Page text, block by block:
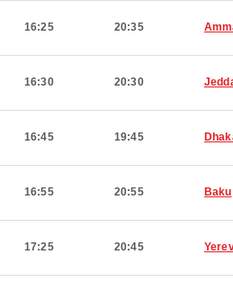
16:25 20:35
16:30 20:30
16:45 19:45
16:55 20:55 Baku
17:25 20:45